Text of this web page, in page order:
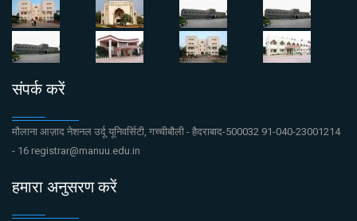
संपर्क करें
मौलाना आज़ाद नेशनल उर्दू यूनिवर्सिटी, गच्चीबौली - हैदराबाद-500032 91-040-23001214
- 16 registrar@manuu.edu.in
हमारा अनुसरण करें